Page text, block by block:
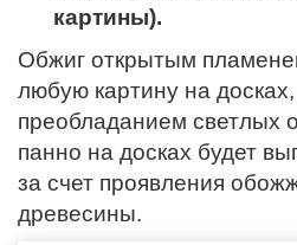
картины).
Обжиг открытым
любую картину на
преобладанием светлых
панно на досках будет
за счет проявления
древесины.